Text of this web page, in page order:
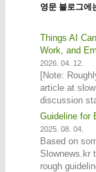
영문 블로그에
Things AI
Work, and
2026. 04. 12.
[Note:
article at
discussion
Guideline for
2025. 08. 04.
Based on
Slownews.kr
rough